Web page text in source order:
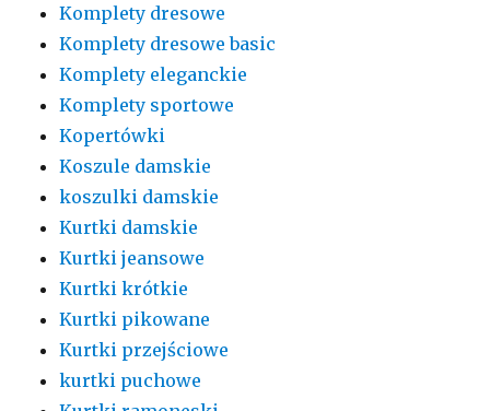
Komplety dresowe
Komplety dresowe basic
Komplety eleganckie
Komplety sportowe
Kopertówki
Koszule damskie
koszulki damskie
Kurtki damskie
Kurtki jeansowe
Kurtki krótkie
Kurtki pikowane
Kurtki przejściowe
kurtki puchowe